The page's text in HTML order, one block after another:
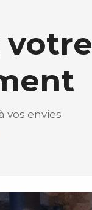
votre
vos envies